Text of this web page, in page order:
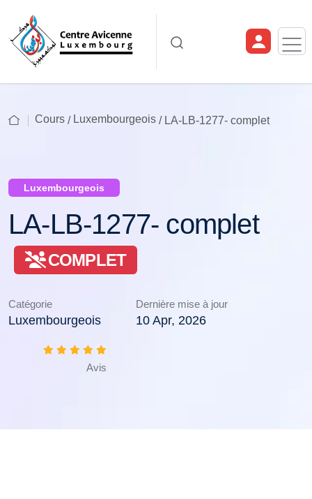
Cours / Luxembourgeois / LA-LB-1277- complet
Luxembourgeois
LA-LB-1277- complet
COMPLET
Catégorie
Luxembourgeois
Dernière mise à jour
10 Apr, 2026
Avis